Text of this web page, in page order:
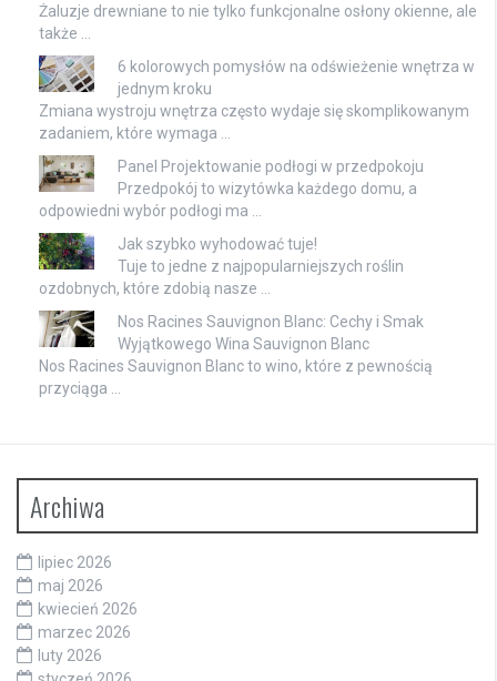
Żaluzje drewniane to nie tylko funkcjonalne osłony okienne, ale
także …
6 kolorowych pomysłów na odświeżenie wnętrza w
jednym kroku
Zmiana wystroju wnętrza często wydaje się skomplikowanym
zadaniem, które wymaga …
Panel Projektowanie podłogi w przedpokoju
Przedpokój to wizytówka każdego domu, a
odpowiedni wybór podłogi ma …
Jak szybko wyhodować tuje!
Tuje to jedne z najpopularniejszych roślin
ozdobnych, które zdobią nasze …
Nos Racines Sauvignon Blanc: Cechy i Smak
Wyjątkowego Wina Sauvignon Blanc
Nos Racines Sauvignon Blanc to wino, które z pewnością
przyciąga …
Archiwa
lipiec 2026
maj 2026
kwiecień 2026
marzec 2026
luty 2026